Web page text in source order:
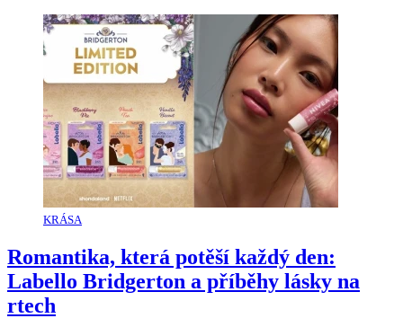
KRÁSA
Romantika, která potěší každý den:
Labello Bridgerton a příběhy lásky na
rtech